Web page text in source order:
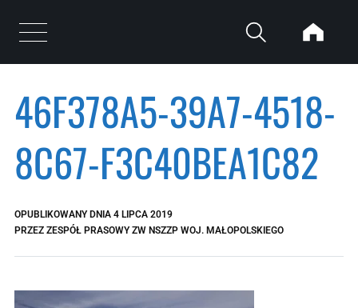
Otwórz menu
46F378A5-39A7-4518-
8C67-F3C40BEA1C82
OPUBLIKOWANY DNIA 4 LIPCA 2019
PRZEZ ZESPÓŁ PRASOWY ZW NSZZP WOJ. MAŁOPOLSKIEGO